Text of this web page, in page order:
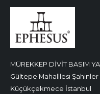
MÜREKKEP DİVİT BASIM
Gültepe Mahalllesi Şahinler
Küçükçekmece İstanbul